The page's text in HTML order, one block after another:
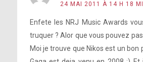
24 MAI 2011 À 14 H 18
Enfete les NRJ Music Awards
truquer ? Alor que vous pouvez
Moi je trouve que Nikos est un bon